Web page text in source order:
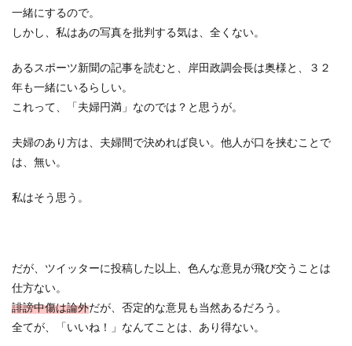
一緒にするので。
しかし、私はあの写真を批判する気は、全くない。
あるスポーツ新聞の記事を読むと、岸田政調会長は奥様と、３２
年も一緒にいるらしい。
これって、「夫婦円満」なのでは？と思うが。
夫婦のあり方は、夫婦間で決めれば良い。他人が口を挟むことで
は、無い。
私はそう思う。
だが、ツイッターに投稿した以上、色んな意見が飛び交うことは
仕方ない。
誹謗中傷は論外だが、否定的な意見も当然あるだろう。
全てが、「いいね！」なんてことは、あり得ない。